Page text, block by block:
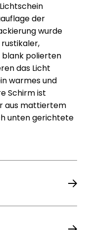
der
wurde
blank polierten
das Licht
warmes und
Schirm ist
aus mattiertem
unten gerichtete